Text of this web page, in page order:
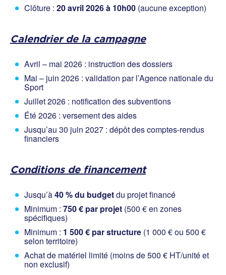
Clôture : 20 avril 2026 à 10h00 (aucune exception)
Calendrier de la campagne
Avril – mai 2026 : instruction des dossiers
Mai – juin 2026 : validation par l’Agence nationale du
Sport
Juillet 2026 : notification des subventions
Été 2026 : versement des aides
Jusqu’au 30 juin 2027 : dépôt des comptes-rendus
financiers
Conditions de financement
Jusqu’à40 % du budgetdu projet financé
Minimum : 750 € par projet (500 € en zones
spécifiques)
Minimum : 1 500 € par structure (1 000 € ou 500 €
selon territoire)
Achat de matériel limité (moins de 500 € HT/unité et
non exclusif)